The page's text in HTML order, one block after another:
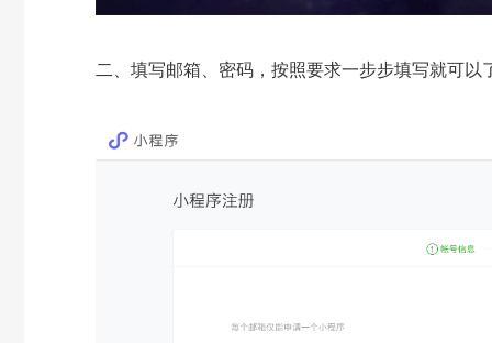
二、填写邮箱、密码，按照要求一步步填写就可以